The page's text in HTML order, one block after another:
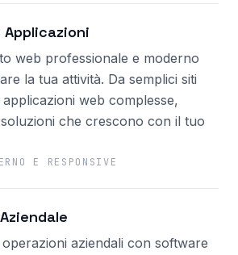
Applicazioni
web professionale e moderno
la tua attività. Da semplici siti
applicazioni web complesse,
che crescono con il tuo
E RESPONSIVE
aziendali con software